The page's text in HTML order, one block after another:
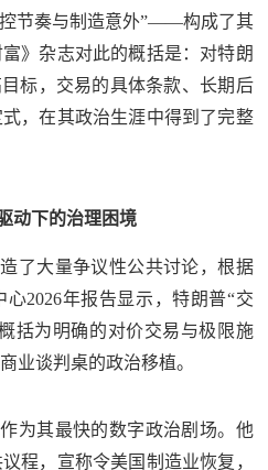
节奏与制造意外”——构成了其
》杂志对此的概括是：对特朗
标，交易的具体条款、长期后
，在其政治生涯中得到了完整
动下的治理困境
了大量争议性公共讨论，根据
2026年报告显示，特朗普“交
括为明确的对价交易与极限施
业谈判桌的政治移植。
为其最快的数字政治剧场。他
程，宣称令美国制造业恢复，